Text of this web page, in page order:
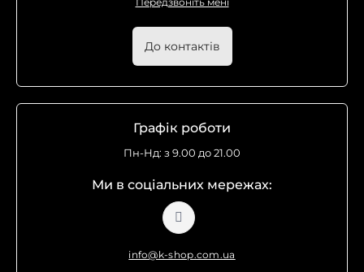
До контактів
Графік роботи
Пн-Нд: з 9.00 до 21.00
Ми в соціальних мережах:
info@k-shop.com.ua